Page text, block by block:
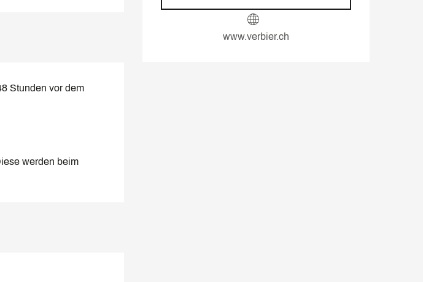
www.verbier.ch
Stunden vor dem
werden beim